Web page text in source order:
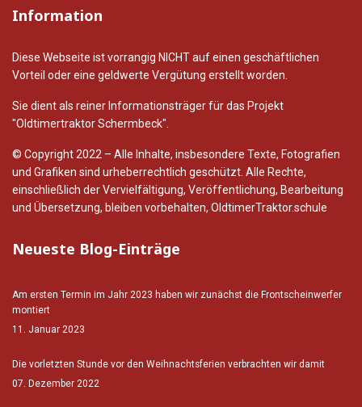
Information
Diese Webseite ist vorrangig NICHT auf einen geschäftlichen
Vorteil oder eine geldwerte Vergütung erstellt worden.
Sie dient als reiner Informationsträger für das Projekt
"Oldtimertraktor Schermbeck".
© Copyright 2022 – Alle Inhalte, insbesondere Texte, Fotografien
und Grafiken sind urheberrechtlich geschützt. Alle Rechte,
einschließlich der Vervielfältigung, Veröffentlichung, Bearbeitung
und Übersetzung, bleiben vorbehalten, OldtimerTraktor.schule
Neueste Blog-Einträge
Am ersten Termin im Jahr 2023 haben wir zunächst die Frontscheinwerfer
montiert
11. Januar 2023
Die vorletzten Stunde vor den Weihnachtsferien verbrachten wir damit
07. Dezember 2022